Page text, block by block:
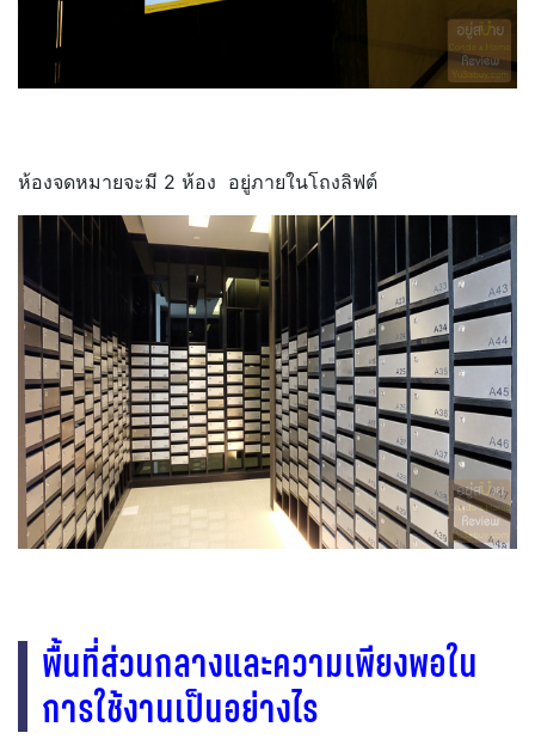
ห้องจดหมายจะมี 2 ห้อง อยู่ภายในโถงลิฟต์
พื้นที่ส่วนกลางและความเพียงพอใน
การใช้งานเป็นอย่างไร